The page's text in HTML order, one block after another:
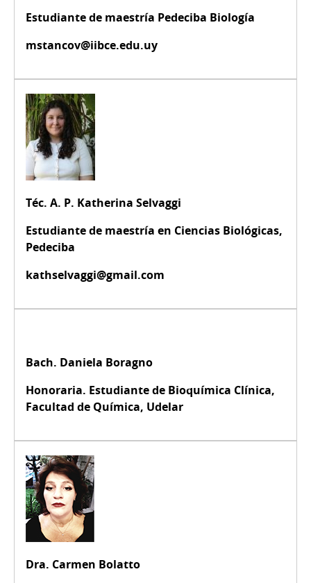
Estudiante de maestría Pedeciba Biología
mstancov@iibce.edu.uy
Téc. A. P. Katherina Selvaggi
Estudiante de maestría en Ciencias Biológicas,
Pedeciba
kathselvaggi@gmail.com
Bach. Daniela Boragno
Honoraria. Estudiante de Bioquímica Clínica,
Facultad de Química, Udelar
Dra. Carmen Bolatto